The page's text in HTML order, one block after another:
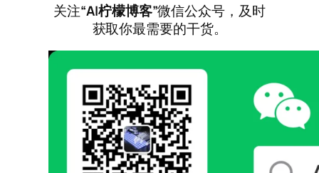
关注“AI柠檬博客”微信公众号，及时
获取你最需要的干货。